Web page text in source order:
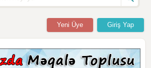
Giriş Yap
Yeni Üye